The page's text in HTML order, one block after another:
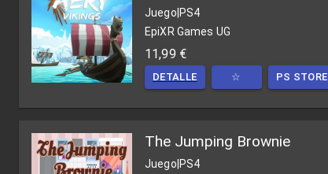
Juego|PS4
EpiXR Games UG
11,99 €
DETALLE ☆ PS STORE
The Jumping Brownie
Juego PS4